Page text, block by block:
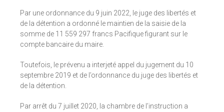
Par une ordonnance du 9 juin 2022, le juge des libertés et
de la détention a ordonné le maintien de la saisie de la
somme de 11 559 297 francs Pacifique figurant sur le
compte bancaire du maire.
Toutefois, le prévenu a interjeté appel du jugement du 10
septembre 2019 et de l’ordonnance du juge des libertés et
de la détention.
Par arrêt du 7 juillet 2020, la chambre de l’instruction a